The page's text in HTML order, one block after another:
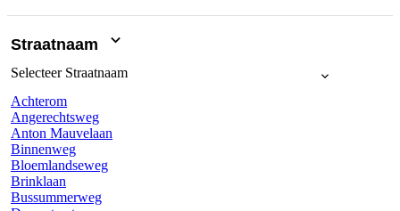
Straatnaam
SelecteerStraatnaam
Achterom
Angerechtsweg
Anton Mauvelaan
Binnenweg
Bloemlandseweg
Brinklaan
Bussummerweg